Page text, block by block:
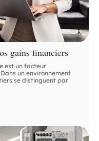
gains financiers
est un facteur
un environnement
se distinguent par